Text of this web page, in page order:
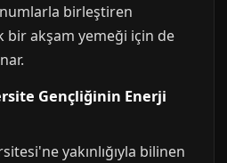
birleştiren
akşam yemeği için de
Gençliğinin Enerji
yakınlığıyla bilinen